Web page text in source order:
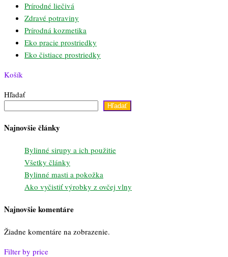
Prírodné liečivá
Zdravé potraviny
Prírodná kozmetika
Eko pracie prostriedky
Eko čistiace prostriedky
Košík
Hľadať
Hľadať
Najnovšie články
Bylinné sirupy a ich použitie
Všetky články
Bylinné masti a pokožka
Ako vyčistiť výrobky z ovčej vlny
Najnovšie komentáre
Žiadne komentáre na zobrazenie.
Filter by price